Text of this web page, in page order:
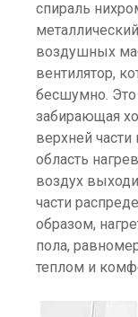
спираль
воздушных
вентилятор,
бесшумно. Это
забирающая
верхней
область
воздух
части
образом,
пола,
теплом и